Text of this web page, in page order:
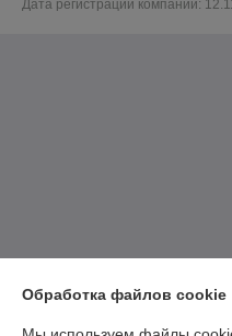
Дата регистрации компании:
Обработка файлов cookie